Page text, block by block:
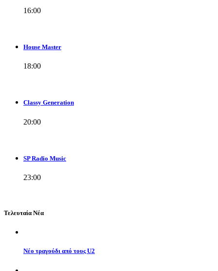
16:00
House Master
18:00
Classy Generation
20:00
SP Radio Music
23:00
Τελευταία Νέα
Νέο τραγούδι από τους U2